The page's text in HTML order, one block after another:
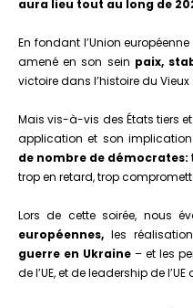
aura lieu tout au long de
En fondant l’Union
amené en son sein paix,
victoire dans l’histoire du
Mais vis-à-vis des États tiers
application et son
de nombre de démocrates:
trop en retard, trop
Lors de cette soirée, nous
européennes, les
guerre en Ukraine – et les
de l’UE, et de leadership de